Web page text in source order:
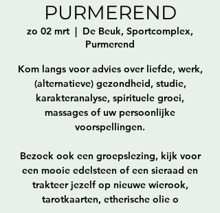
PURMEREND
zo 02 mrt
  |
De Beuk, Sportcomplex,
Purmerend
Kom langs voor advies over liefde, werk,
(alternatieve) gezondheid, studie,
karakteranalyse, spirituele groei,
massages of uw persoonlijke
voorspellingen.
Bezoek ook een groepslezing, kijk voor
een mooie edelsteen of een sieraad en
trakteer jezelf op nieuwe wierook,
tarotkaarten, etherische olie o